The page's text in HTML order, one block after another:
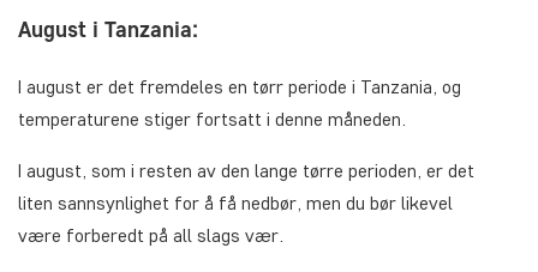
August i Tanzania:
I august er det fremdeles en tørr periode i Tanzania, og
temperaturene stiger fortsatt i denne måneden.
I august, som i resten av den lange tørre perioden, er det
liten sannsynlighet for å få nedbør, men du bør likevel
være forberedt på all slags vær.